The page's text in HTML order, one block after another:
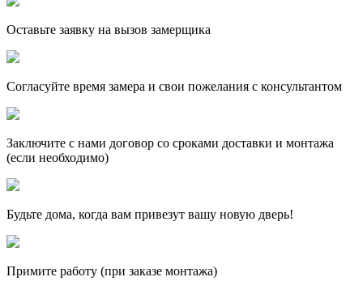
Оставьте заявку на вызов замерщика
Согласуйте время замера и свои пожелания с консультантом
Заключите с нами договор со сроками доставки и монтажа
(если необходимо)
Будьте дома, когда вам привезут вашу новую дверь!
Примите работу (при заказе монтажа)